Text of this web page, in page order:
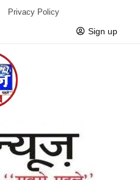
Privacy Policy
Sign up